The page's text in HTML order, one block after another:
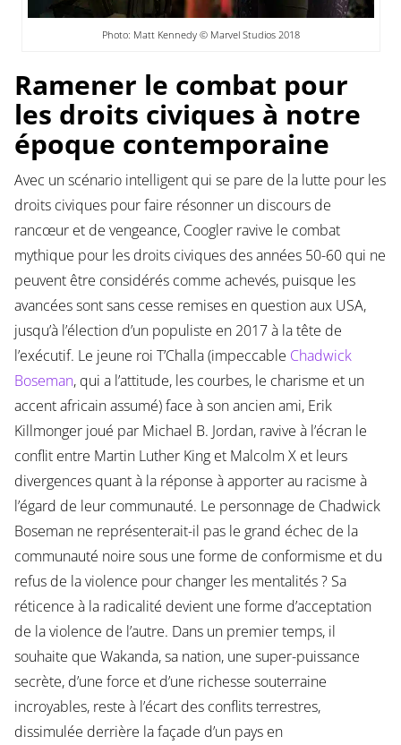
Photo: Matt Kennedy © Marvel Studios 2018
Ramener le combat pour
les droits civiques à notre
époque contemporaine
Avec un scénario intelligent qui se pare de la lutte pour les
droits civiques pour faire résonner un discours de
rancœur et de vengeance, Coogler ravive le combat
mythique pour les droits civiques des années 50-60 qui ne
peuvent être considérés comme achevés, puisque les
avancées sont sans cesse remises en question aux USA,
jusqu’à l’élection d’un populiste en 2017 à la tête de
l’exécutif. Le jeune roi T’Challa (impeccable Chadwick
Boseman, qui a l’attitude, les courbes, le charisme et un
accent africain assumé) face à son ancien ami, Erik
Killmonger joué par Michael B. Jordan, ravive à l’écran le
conflit entre Martin Luther King et Malcolm X et leurs
divergences quant à la réponse à apporter au racisme à
l’égard de leur communauté. Le personnage de Chadwick
Boseman ne représenterait-il pas le grand échec de la
communauté noire sous une forme de conformisme et du
refus de la violence pour changer les mentalités ? Sa
réticence à la radicalité devient une forme d’acceptation
de la violence de l’autre. Dans un premier temps, il
souhaite que Wakanda, sa nation, une super-puissance
secrète, d’une force et d’une richesse souterraine
incroyables, reste à l’écart des conflits terrestres,
dissimulée derrière la façade d’un pays en